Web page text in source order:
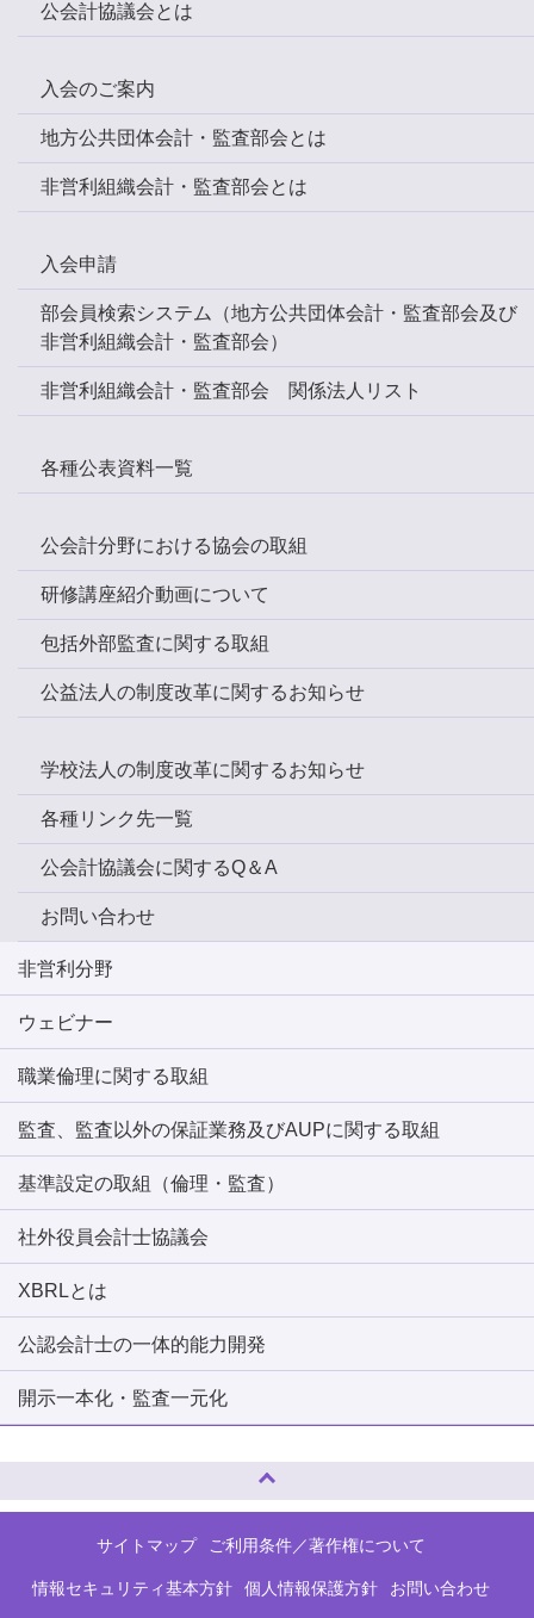
公会計協議会とは
入会のご案内
地方公共団体会計・監査部会とは
非営利組織会計・監査部会とは
入会申請
部会員検索システム（地方公共団体会計・監査部会及び
非営利組織会計・監査部会）
非営利組織会計・監査部会 関係法人リスト
各種公表資料一覧
公会計分野における協会の取組
研修講座紹介動画について
包括外部監査に関する取組
公益法人の制度改革に関するお知らせ
学校法人の制度改革に関するお知らせ
各種リンク先一覧
公会計協議会に関するQ＆A
お問い合わせ
非営利分野
ウェビナー
職業倫理に関する取組
監査、監査以外の保証業務及びAUPに関する取組
基準設定の取組（倫理・監査）
社外役員会計士協議会
XBRLとは
公認会計士の一体的能力開発
開示一本化・監査一元化
サイトマップ ご利用条件／著作権について
情報セキュリティ基本方針 個人情報保護方針 お問い合わせ